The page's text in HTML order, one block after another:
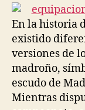
En la historia
existido
versiones de
madroño,
escudo de
Mientras